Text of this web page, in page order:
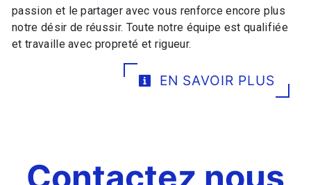
passion et le partager avec vous renforce encore plus
notre désir de réussir. Toute notre équipe est qualifiée
et travaille avec propreté et rigueur.
EN SAVOIR PLUS